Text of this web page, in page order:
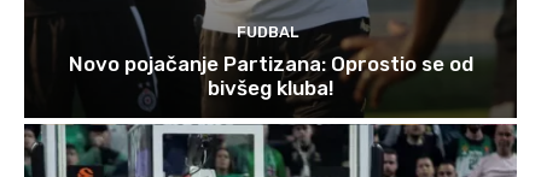
FUDBAL
Novo pojačanje Partizana: Oprostio se od
bivšeg kluba!